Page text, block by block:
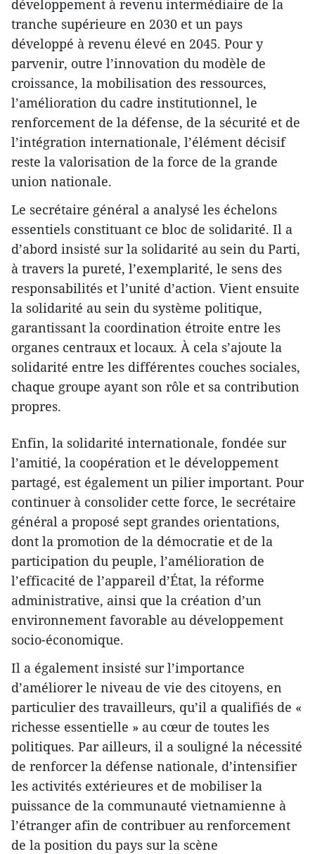
développement à revenu intermédiaire de la
tranche supérieure en 2030 et un pays
développé à revenu élevé en 2045. Pour y
parvenir, outre l’innovation du modèle de
croissance, la mobilisation des ressources,
l’amélioration du cadre institutionnel, le
renforcement de la défense, de la sécurité et de
l’intégration internationale, l’élément décisif
reste la valorisation de la force de la grande
union nationale.
Le secrétaire général a analysé les échelons
essentiels constituant ce bloc de solidarité. Il a
d’abord insisté sur la solidarité au sein du Parti,
à travers la pureté, l’exemplarité, le sens des
responsabilités et l’unité d’action. Vient ensuite
la solidarité au sein du système politique,
garantissant la coordination étroite entre les
organes centraux et locaux. À cela s’ajoute la
solidarité entre les différentes couches sociales,
chaque groupe ayant son rôle et sa contribution
propres.
Enfin, la solidarité internationale, fondée sur
l’amitié, la coopération et le développement
partagé, est également un pilier important. Pour
continuer à consolider cette force, le secrétaire
général a proposé sept grandes orientations,
dont la promotion de la démocratie et de la
participation du peuple, l’amélioration de
l’efficacité de l’appareil d’État, la réforme
administrative, ainsi que la création d’un
environnement favorable au développement
socio-économique.
Il a également insisté sur l’importance
d’améliorer le niveau de vie des citoyens, en
particulier des travailleurs, qu’il a qualifiés de «
richesse essentielle » au cœur de toutes les
politiques. Par ailleurs, il a souligné la nécessité
de renforcer la défense nationale, d’intensifier
les activités extérieures et de mobiliser la
puissance de la communauté vietnamienne à
l’étranger afin de contribuer au renforcement
de la position du pays sur la scène